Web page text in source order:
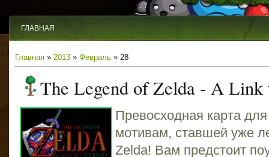
ГЛАВНАЯ
Главная » 2013 » Февраль » 28
The Legend of Zelda - A Link
Превосходная карта
мотивам, ставшей уже
Zelda! Вам предстоит